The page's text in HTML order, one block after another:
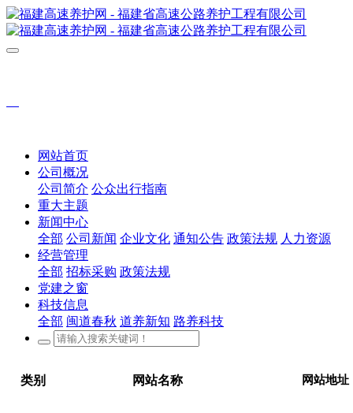
网站首页
公司概况
公司简介 公众出行指南
重大主题
新闻中心
全部 公司新闻 企业文化 通知公告 政策法规 人力资源
经营管理
全部 招标采购 政策法规
党建之窗
科技信息
全部 闽道春秋 道养新知 路养科技
类别 网站名称 网站地址